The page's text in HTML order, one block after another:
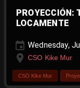
PROYECCIÓN:
LOCAMENTE
Wednesday,
CSO Kike Mur
CSO Kike Mur